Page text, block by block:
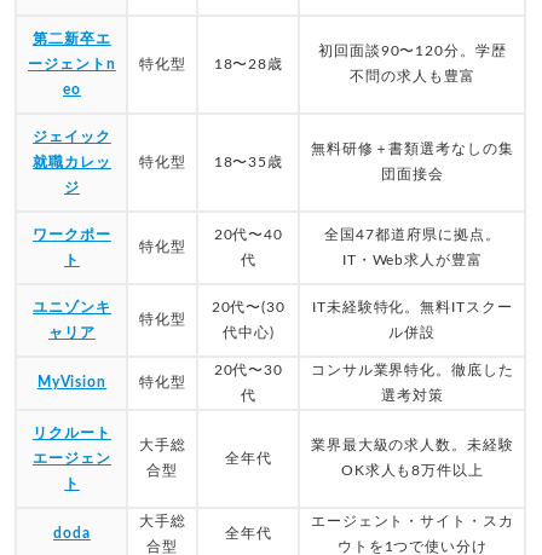
第二新卒エ
ージェントn
eo
特化型 18〜28歳
初回面談90〜120分。学歴
不問の求人も豊富
ジェイック
就職カレッ
ジ
特化型 18〜35歳
無料研修＋書類選考なしの集
団面接会
ワークポー
ト
特化型
20代〜40
代
全国47都道府県に拠点。
IT・Web求人が豊富
ユニゾンキ
ャリア
特化型
20代〜(30
代中心)
IT未経験特化。無料ITスクー
ル併設
MyVision 特化型
20代〜30
代
コンサル業界特化。徹底した
選考対策
リクルート
エージェン
ト
大手総
合型
全年代
業界最大級の求人数。未経験
OK求人も8万件以上
doda
大手総
合型
全年代
エージェント・サイト・スカ
ウトを1つで使い分け